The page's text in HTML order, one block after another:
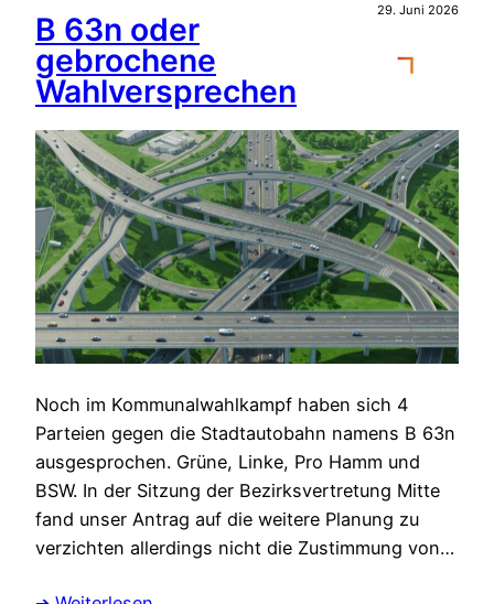
29. Juni 2026
B 63n oder
gebrochene
Wahlversprechen
Noch im Kommunalwahlkampf haben sich 4
Parteien gegen die Stadtautobahn namens B 63n
ausgesprochen. Grüne, Linke, Pro Hamm und
BSW. In der Sitzung der Bezirksvertretung Mitte
fand unser Antrag auf die weitere Planung zu
verzichten allerdings nicht die Zustimmung von…